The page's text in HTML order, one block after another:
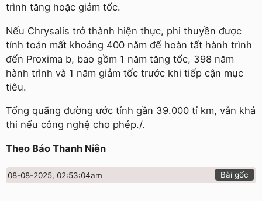
trình tăng hoặc giảm tốc.
Nếu Chrysalis trở thành hiện thực, phi thuyền được
tính toán mất khoảng 400 năm để hoàn tất hành trình
đến Proxima b, bao gồm 1 năm tăng tốc, 398 năm
hành trình và 1 năm giảm tốc trước khi tiếp cận mục
tiêu.
Tổng quãng đường ước tính gần 39.000 tỉ km, vẫn khả
thi nếu công nghệ cho phép./.
Theo Báo Thanh Niên
08-08-2025, 02:53:04am Bài gốc